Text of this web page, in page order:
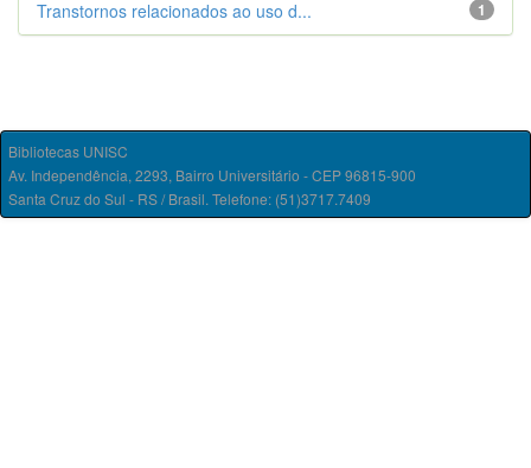
1
Transtornos relacionados ao uso d...
Bibliotecas UNISC
Av. Independência, 2293, Bairro Universitário - CEP 96815-900
Santa Cruz do Sul - RS / Brasil. Telefone: (51)3717.7409